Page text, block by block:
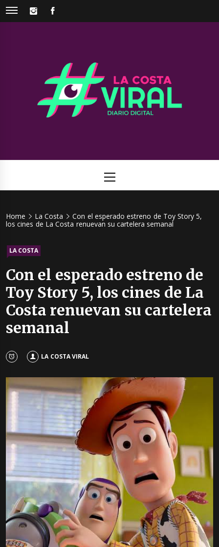
Skip
INSTAGRAM
Viral
Menu
Home La Costa
Con el esperado estreno de Toy Story 5,
los cines de La Costa renuevan su cartelera semanal
LA COSTA
Con el esperado estreno de
Toy Story 5, los cines de La
Costa renuevan su cartelera
semanal
LA COSTA VIRAL